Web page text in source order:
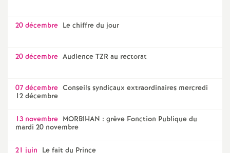
20 décembre Le chiffre du jour
20 décembre Audience TZR au rectorat
07 décembre Conseils syndicaux extraordinaires mercredi
12 décembre
13 novembre MORBIHAN : grève Fonction Publique du
mardi 20 novembre
21 juin Le fait du Prince